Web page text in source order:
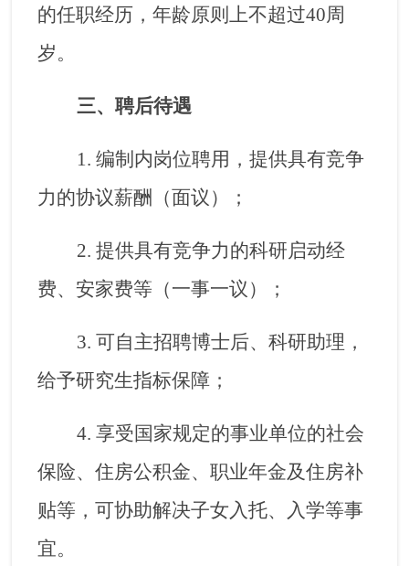
的任职经历，年龄原则上不超过40周
岁。
三、聘后待遇
1.编制内岗位聘用，提供具有竞争
力的协议薪酬（面议）；
2.提供具有竞争力的科研启动经
费、安家费等（一事一议）；
3.可自主招聘博士后、科研助理，
给予研究生指标保障；
4.享受国家规定的事业单位的社会
保险、住房公积金、职业年金及住房补
贴等，可协助解决子女入托、入学等事
宜。